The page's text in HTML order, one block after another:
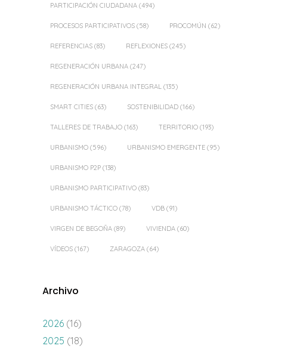
PARTICIPACIÓN CIUDADANA (494)
PROCESOS PARTICIPATIVOS (58) PROCOMÚN (62)
REFERENCIAS (83) REFLEXIONES (245)
REGENERACIÓN URBANA (247)
REGENERACIÓN URBANA INTEGRAL (135)
SMART CITIES (63) SOSTENIBILIDAD (166)
TALLERES DE TRABAJO (163) TERRITORIO (193)
URBANISMO (596) URBANISMO EMERGENTE (95)
URBANISMO P2P (138)
URBANISMO PARTICIPATIVO (83)
URBANISMO TÁCTICO (78) VDB (91)
VIRGEN DE BEGOÑA (89) VIVIENDA (60)
VÍDEOS (167) ZARAGOZA (64)
Archivo
2026 (16)
2025 (18)